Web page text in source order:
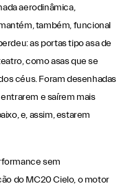
aerodinâmica,
também, funcional
as portas tipo asa de
como asas que se
céus. Foram desenhadas
e saírem mais
e, assim, estarem
sem
do MC20 Cielo, o motor